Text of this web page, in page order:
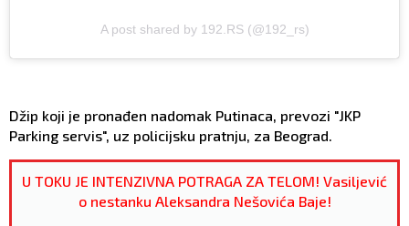
A post shared by 192.RS (@192_rs)
Džip koji je pronađen nadomak Putinaca, prevozi "JKP
Parking servis", uz policijsku pratnju, za Beograd.
U TOKU JE INTENZIVNA POTRAGA ZA TELOM! Vasiljević
o nestanku Aleksandra Nešovića Baje!